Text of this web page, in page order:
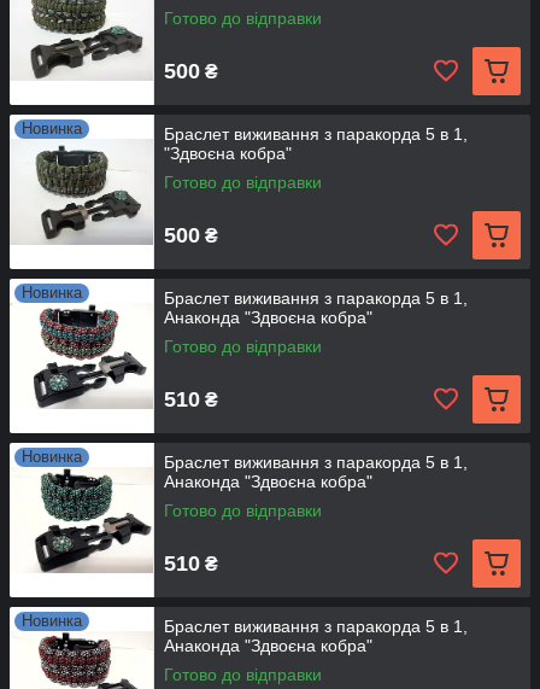
Готово до відправки
500 ₴
Новинка
Браслет виживання з паракорда 5 в 1,
"Здвоєна кобра"
Готово до відправки
500 ₴
Новинка
Браслет виживання з паракорда 5 в 1,
Анаконда "Здвоєна кобра"
Готово до відправки
510 ₴
Новинка
Браслет виживання з паракорда 5 в 1,
Анаконда "Здвоєна кобра"
Готово до відправки
510 ₴
Новинка
Браслет виживання з паракорда 5 в 1,
Анаконда "Здвоєна кобра"
Готово до відправки